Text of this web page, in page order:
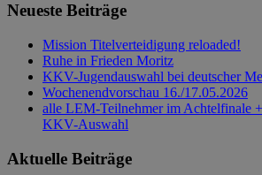
Neueste Beiträge
Mission Titelverteidigung reloaded!
Ruhe in Frieden Moritz
KKV-Jugendauswahl bei deutscher
Wochenendvorschau 16./17.05.2026
alle LEM-Teilnehmer im Achtelfinale
KKV-Auswahl
Aktuelle Beiträge